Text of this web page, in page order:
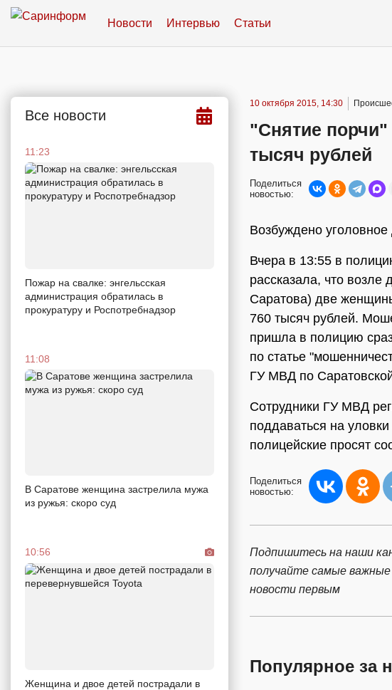
Новости Интервью Статьи
Все новости
11:23
Пожар на свалке: энгельсская
администрация обратилась в
прокуратуру и Роспотребнадзор
11:08
В Саратове женщина застрелила мужа
из ружья: скоро суд
10:56
Женщина и двое детей пострадали в
10 октября 2015, 14:30
"Снятие порчи"
тысяч рублей
Поделиться
новостью:
Возбуждено уголовное
Вчера в 13:55 в
рассказала, что
Саратова) две
760 тысяч рублей.
пришла в полицию
по статье
ГУ МВД по
Сотрудники ГУ МВД
поддаваться на
полицейские просят
Поделиться
новостью:
Подпишитесь на наши
получайте самые
новости первым
Популярное за